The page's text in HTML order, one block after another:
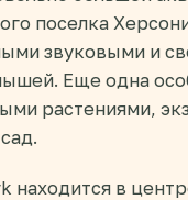
поселка
звуковыми и
Еще одна
растениями,
находится в